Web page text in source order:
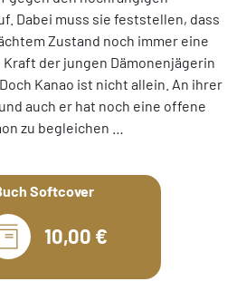
Dabei muss sie feststellen, dass
Zustand noch immer eine
der jungen Dämonenjägerin
Kanao ist nicht allein. An ihrer
auch er hat noch eine offene
zu begleichen …
Softcover
10,00 €